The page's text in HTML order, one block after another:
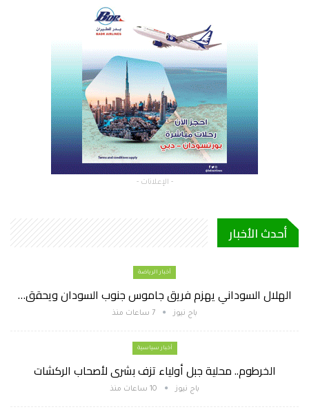
- الإعلانات -
أحدث الأخبار
أخبار الرياضة
الهلال السوداني يهزم فريق جاموس جنوب السودان ويحقق…
باج نيوز 7 ساعات منذ
أخبار سياسية
الخرطوم.. محلية جبل أولياء تزف بشرى لأصحاب الركشات
باج نيوز 10 ساعات منذ